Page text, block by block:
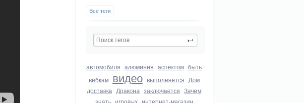
Все теги
автомобиля алюминия аспектом быть
вебкам видео выполняется Дом
доставка Дракона заключается Зачем
знать игровых интернет-магазин